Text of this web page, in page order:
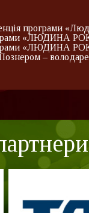
програми
«ЛЮДИНА
«ЛЮДИНА
–